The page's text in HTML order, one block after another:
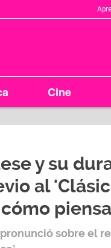
Cine
y su
al
sobre el